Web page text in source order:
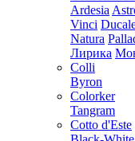
Ardesia
Vinci
Natura
Лирика
Colli
Byron
Colorker
Tangram
Cotto d'Este